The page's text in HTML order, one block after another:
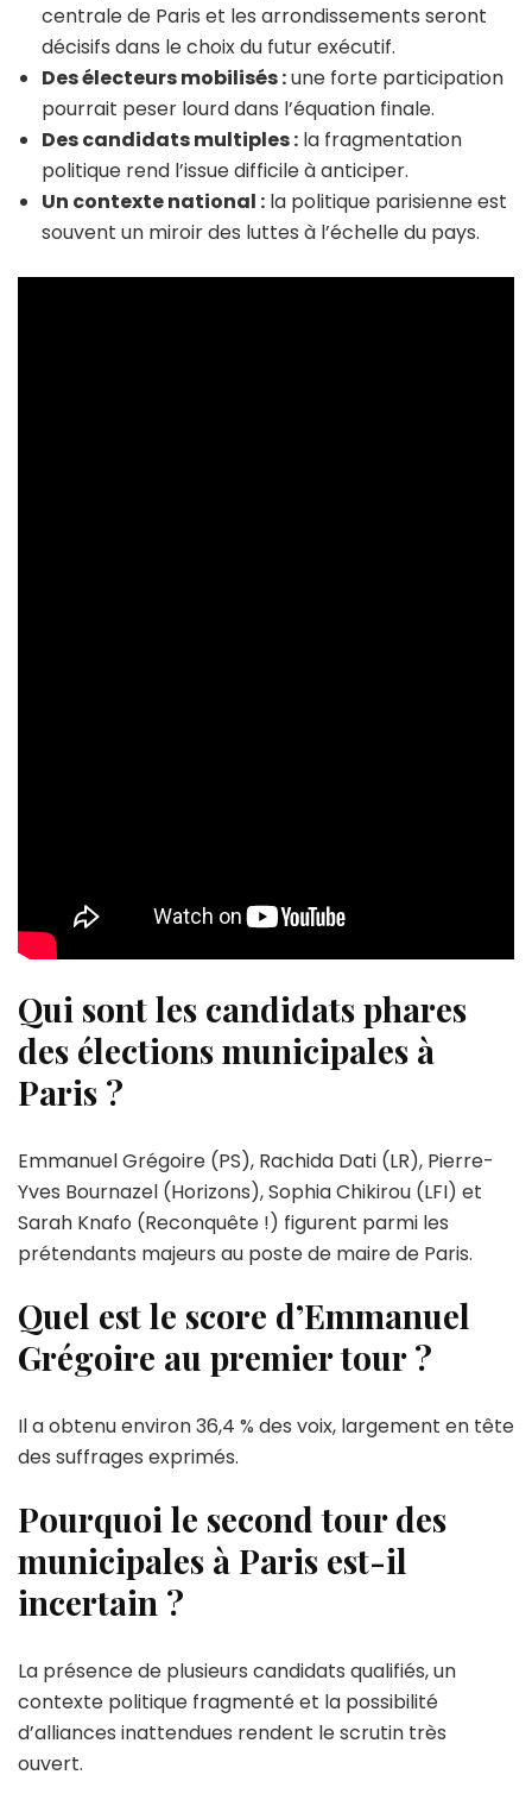
centrale de Paris et les arrondissements seront
décisifs dans le choix du futur exécutif.
Des électeurs mobilisés :une forte participation
pourrait peser lourd dans l’équation finale.
Des candidats multiples : la fragmentation
politique rend l’issue difficile à anticiper.
Un contexte national : la politique parisienne est
souvent un miroir des luttes à l’échelle du pays.
Qui sont les candidats phares
des élections municipales à
Paris ?
Emmanuel Grégoire (PS), Rachida Dati (LR), Pierre-
Yves Bournazel (Horizons), Sophia Chikirou (LFI) et
Sarah Knafo (Reconquête !) figurent parmi les
prétendants majeurs au poste de maire de Paris.
Quel est le score d’Emmanuel
Grégoire au premier tour ?
Il a obtenu environ 36,4 % des voix, largement en tête
des suffrages exprimés.
Pourquoi le second tour des
municipales à Paris est-il
incertain ?
La présence de plusieurs candidats qualifiés, un
contexte politique fragmenté et la possibilité
d’alliances inattendues rendent le scrutin très
ouvert.